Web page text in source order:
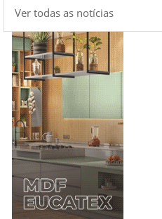
Ver todas as notícias